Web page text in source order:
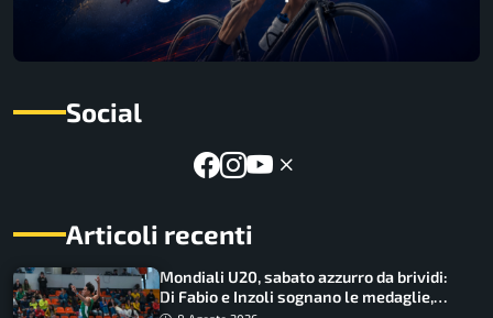
Social
Articoli recenti
Mondiali U20, sabato azzurro da brividi:
Di Fabio e Inzoli sognano le medaglie,